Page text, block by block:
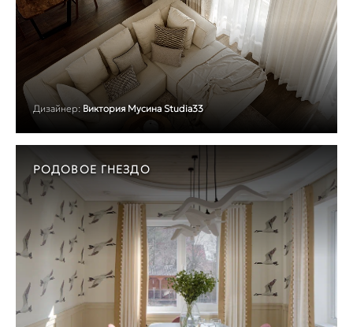
Дизайнер: Виктория Мусина Studia33
РОДОВОЕ ГНЕЗДО